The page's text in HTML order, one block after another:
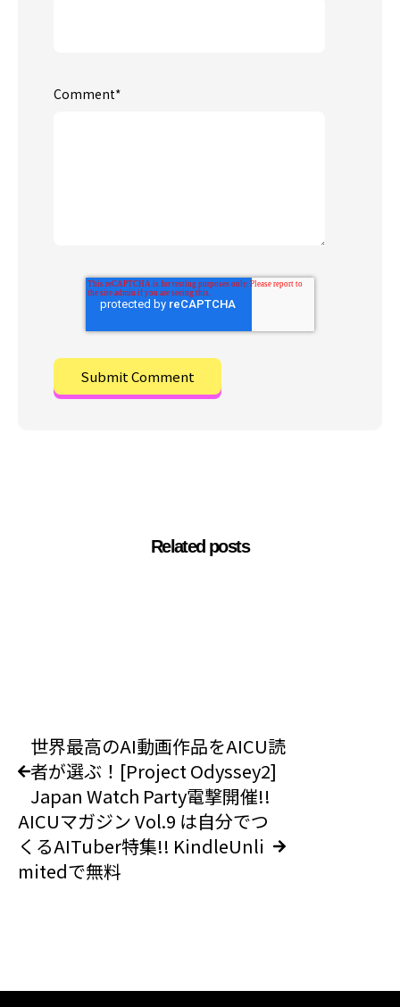
Comment*
Related posts
世界最高のAI動画作品をAICU読
者が選ぶ！[Project Odyssey2]
Japan Watch Party電撃開催!!
AICUマガジン Vol.9 は自分でつ
くるAITuber特集!! KindleUnli
mitedで無料